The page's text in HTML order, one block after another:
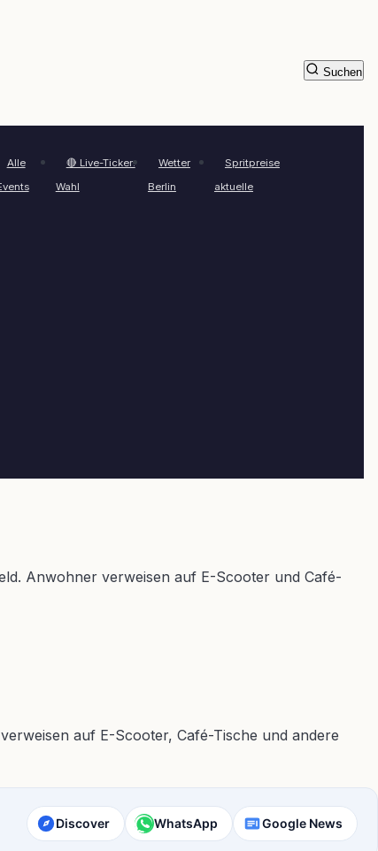
Alle
🔴 Live-Ticker:
Wahl
Wetter
Berlin
Spritpreise
aktuelle
Suchen
Anwohner verweisen auf E-Scooter und Café-
auf E-Scooter, Café-Tische und andere
Discover WhatsApp Google News